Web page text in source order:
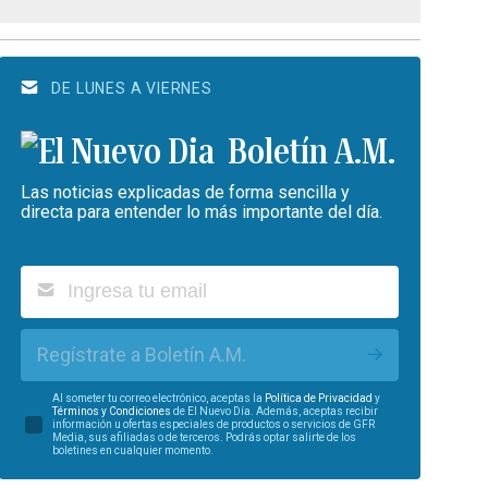
DE LUNES A VIERNES
Boletín A.M.
Las noticias explicadas de forma sencilla y
directa para entender lo más importante del día.
Regístrate a Boletín A.M.
Al someter tu correo electrónico, aceptas la Política de Privacidad y
Términos y Condiciones de El Nuevo Día. Además, aceptas recibir
información u ofertas especiales de productos o servicios de GFR
Media, sus afiliadas o de terceros. Podrás optar salirte de los
boletines en cualquier momento.